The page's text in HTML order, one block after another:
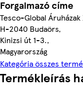
Forgalmazó címe
Tesco-Global
H-2040 Budaörs,
Kinizsi út 1-3.,
Magyarország
Kategória összes
Termékleírás